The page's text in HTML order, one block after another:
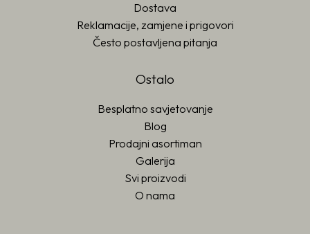
Dostava
Reklamacije, zamjene i prigovori
Često postavljena pitanja
Ostalo
Besplatno savjetovanje
Blog
Prodajni asortiman
Galerija
Svi proizvodi
O nama